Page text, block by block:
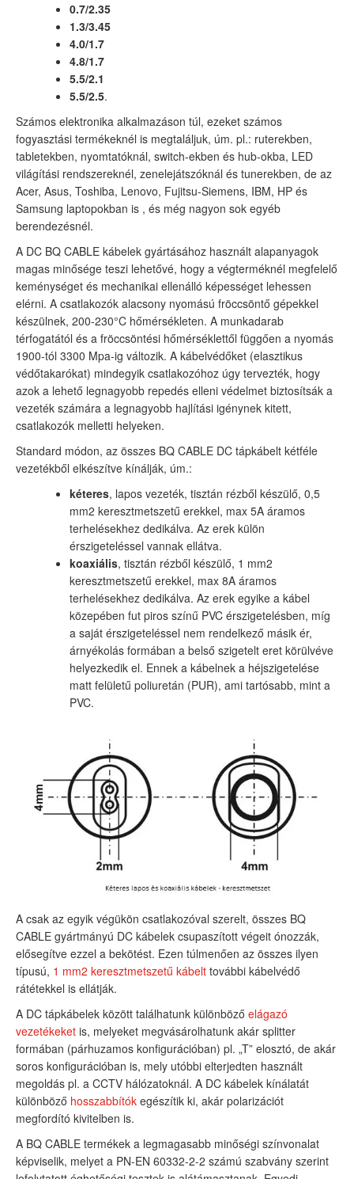
0.7/2.35
1.3/3.45
4.0/1.7
4.8/1.7
5.5/2.1
5.5/2.5.
Számos elektronika alkalmazáson túl, ezeket számos
fogyasztási termékeknél is megtaláljuk, úm. pl.: ruterekben,
tabletekben, nyomtatóknál, switch-ekben és hub-okba, LED
világítási rendszereknél, zenelejátszóknál és tunerekben, de az
Acer, Asus, Toshiba, Lenovo, Fujitsu-Siemens, IBM, HP és
Samsung laptopokban is , és még nagyon sok egyéb
berendezésnél.
A DC BQ CABLE kábelek gyártásához használt alapanyagok
magas minősége teszi lehetővé, hogy a végterméknél megfelelő
keménységet és mechanikai ellenálló képességet lehessen
elérni. A csatlakozók alacsony nyomású fröccsöntő gépekkel
készülnek, 200-230°C hőmérsékleten. A munkadarab
térfogatától és a fröccsöntési hőmérséklettől függően a nyomás
1900-tól 3300 Mpa-ig változik. A kábelvédőket (elasztikus
védőtakarókat) mindegyik csatlakozóhoz úgy tervezték, hogy
azok a lehető legnagyobb repedés elleni védelmet biztosítsák a
vezeték számára a legnagyobb hajlítási igénynek kitett,
csatlakozók melletti helyeken.
Standard módon, az összes BQ CABLE DC tápkábelt kétféle
vezetékből elkészítve kínálják, úm.:
kéteres, lapos vezeték, tisztán rézből készülő, 0,5
mm2 keresztmetszetű erekkel, max 5A áramos
terhelésekhez dedikálva. Az erek külön
érszigeteléssel vannak ellátva.
koaxiális, tisztán rézből készülő, 1 mm2
keresztmetszetű erekkel, max 8A áramos
terhelésekhez dedikálva. Az erek egyike a kábel
közepében fut piros színű PVC érszigetelésben, míg
a saját érszigeteléssel nem rendelkező másik ér,
árnyékolás formában a belső szigetelt eret körülvéve
helyezkedik el. Ennek a kábelnek a héjszigetelése
matt felületű poliuretán (PUR), ami tartósabb, mint a
PVC.
A csak az egyik végükön csatlakozóval szerelt, összes BQ
CABLE gyártmányú DC kábelek csupaszított végeit ónozzák,
elősegítve ezzel a bekötést. Ezen túlmenően az összes ilyen
típusú, 1 mm2 keresztmetszetű kábelt további kábelvédő
rátétekkel is ellátják.
A DC tápkábelek között találhatunk különböző elágazó
vezetékeket is, melyeket megvásárolhatunk akár splitter
formában (párhuzamos konfigurációban) pl. „T” elosztó, de akár
soros konfigurációban is, mely utóbbi elterjedten használt
megoldás pl. a CCTV hálózatoknál. A DC kábelek kínálatát
különböző hosszabbítók egészítik ki, akár polarizációt
megfordító kivitelben is.
A BQ CABLE termékek a legmagasabb minőségi színvonalat
képviselik, melyet a PN-EN 60332-2-2 számú szabvány szerint